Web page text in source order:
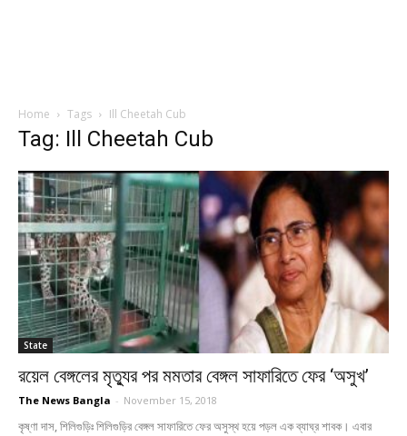
Home Tags Ill Cheetah Cub
Tag: Ill Cheetah Cub
State
রয়েল বেঙ্গলের মৃত্যুর পর মমতার বেঙ্গল সাফারিতে ফের ‘অসুখ’
The News Bangla - November 15, 2018
কৃষ্ণা দাস, শিলিগুড়িঃ শিলিগুড়ির বেঙ্গল সাফারিতে ফের অসুস্থ হয়ে পড়ল এক ব্যাঘ্র শাবক। এবার